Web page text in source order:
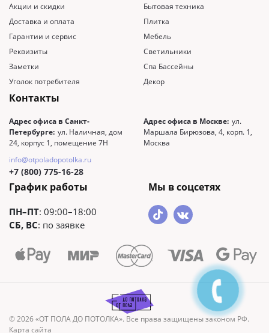
Акции и скидки
Доставка и оплата
Гарантии и сервис
Реквизиты
Заметки
Уголок потребителя
Бытовая техника
Плитка
Мебель
Светильники
Спа Бассейны
Декор
Контакты
Адрес офиса в Санкт-
Петербурге: ул. Наличная, дом
24, корпус 1, помещение 7Н
Адрес офиса в Москве: ул.
Маршала Бирюзова, 4, корп. 1,
Москва
info@otpoladopotolka.ru
+7 (800) 775-16-28
График работы
ПН–ПТ: 09:00–18:00
СБ, ВС: по заявке
Мы в соцсетях
© 2026 «ОТ ПОЛА ДО ПОТОЛКА». Все права защищены законом РФ.
Карта сайта